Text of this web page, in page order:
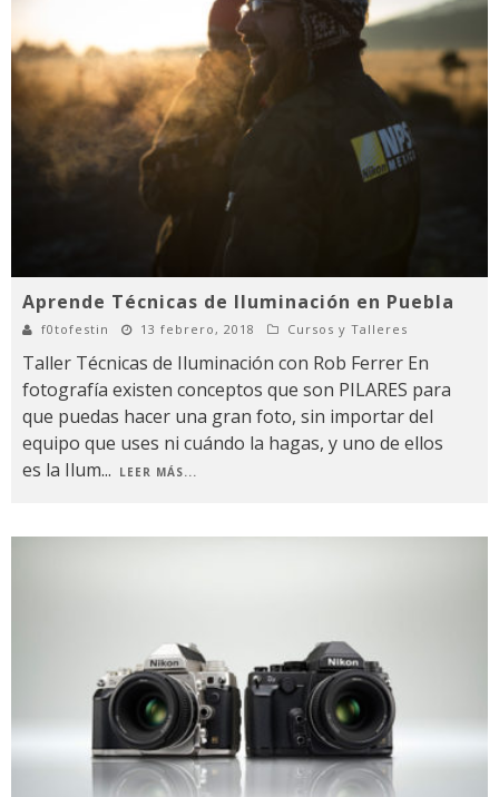
Aprende Técnicas de Iluminación en Puebla
f0tofestin 13 febrero, 2018 Cursos y Talleres
Taller Técnicas de Iluminación con Rob Ferrer En
fotografía existen conceptos que son PILARES para
que puedas hacer una gran foto, sin importar del
equipo que uses ni cuándo la hagas, y uno de ellos
es la Ilum... LEER MÁS...